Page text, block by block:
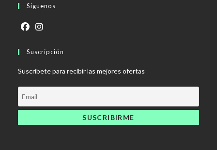
Síguenos
abre
una
nueva
pestaña
abre
una
nueva
pestaña
Suscripción
Suscríbete para recibir las mejores ofertas